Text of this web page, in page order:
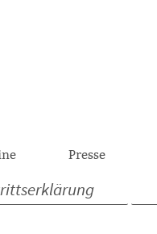
Presse